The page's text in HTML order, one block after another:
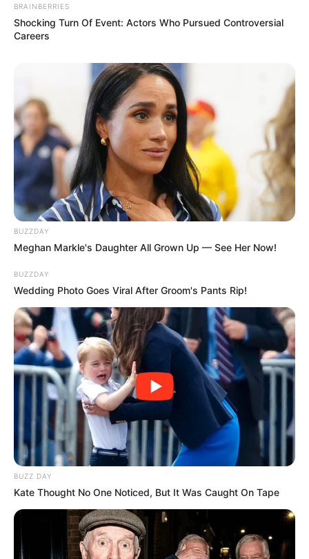
📲Faça parte do canal do JASB no WhatsApp.
As informações são da Agência Brasil.
Publicação
JASB - Jornal dos Agentes de Saúde do Brasil - www.jasb.com.br.
DESPRECARIZAÇÃO:
+Posse marca efetivação de agentes comunitários e de endemias
STF decide que servidores não concursados podem ser
Tribunal de SC estipula prazo para município regularizar
ACS/ACE .
+Mais uma Câmara aprova efetivação de ACS e ACE
BRAINBERRIES
Shocking Turn Of Event: Actors Who Pursued Controversial
Careers
BUZZDAY
Meghan Markle's Daughter All Grown Up — See Her Now!
BUZZDAY
Wedding Photo Goes Viral After Groom's Pants Rip!
BUZZ DAY
Kate Thought No One Noticed, But It Was Caught On Tape